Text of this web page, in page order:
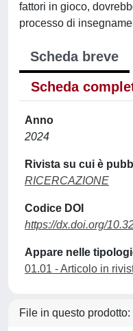
fattori in gioco,
processo di
Scheda breve
Scheda
Anno
2024
Rivista su cui è
RICERCAZIONE
Codice DOI
https://dx.doi.org/
Appare nelle
01.01 - Articolo in
File in questo prodotto: